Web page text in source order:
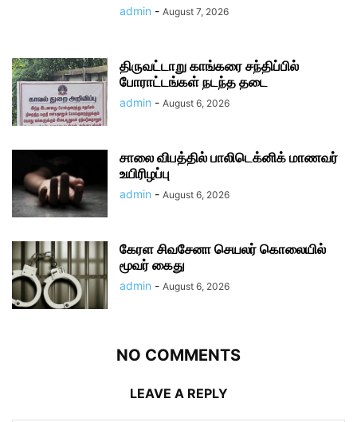
admin - August 7, 2026
திருவட்டாறு காங்கரை சந்திப்பில்
போராட்டங்கள் நடந்த தடை
admin - August 6, 2026
சாலை விபத்தில் பாலிடெக்னிக் மாணவர்
உயிரிழப்பு
admin - August 6, 2026
கேரள சிவசேனா செயலர் கொலையில்
மூவர் கைது
admin - August 6, 2026
NO COMMENTS
LEAVE A REPLY